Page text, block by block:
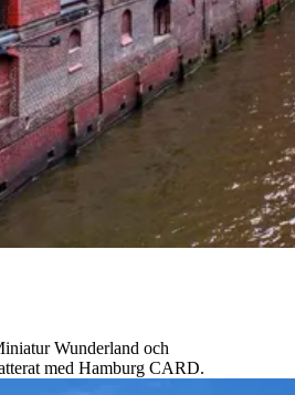
Wunderland och
med Hamburg CARD.